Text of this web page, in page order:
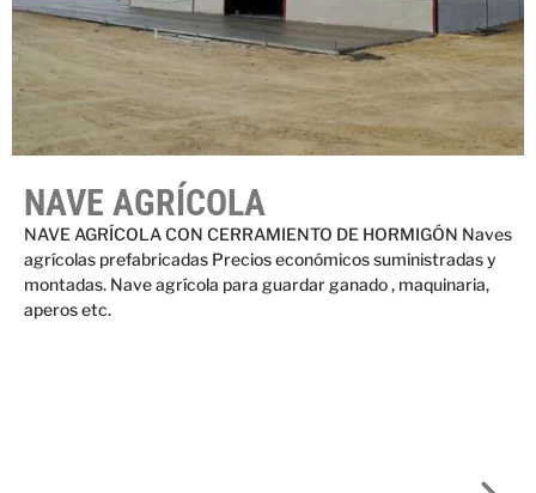
NAVE AGRÍCOLA
NAVE AGRÍCOLA CON CERRAMIENTO DE HORMIGÓN Naves
agrícolas prefabricadas Precios económicos suministradas y
montadas. Nave agrícola para guardar ganado , maquinaria,
aperos etc.